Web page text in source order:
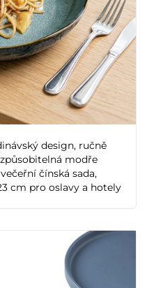
design, ručně
modře
čínská sada,
cm pro oslavy a hotely